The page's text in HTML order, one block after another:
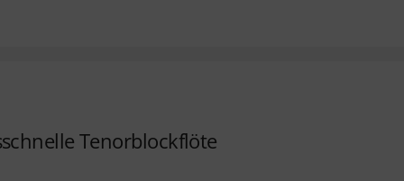
Tenorblockflöte